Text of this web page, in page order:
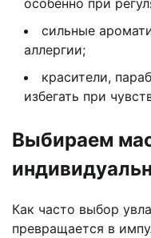
сильные
аллергии;
красители,
избегать при
Выбираем
Как часто выбор
превращается в